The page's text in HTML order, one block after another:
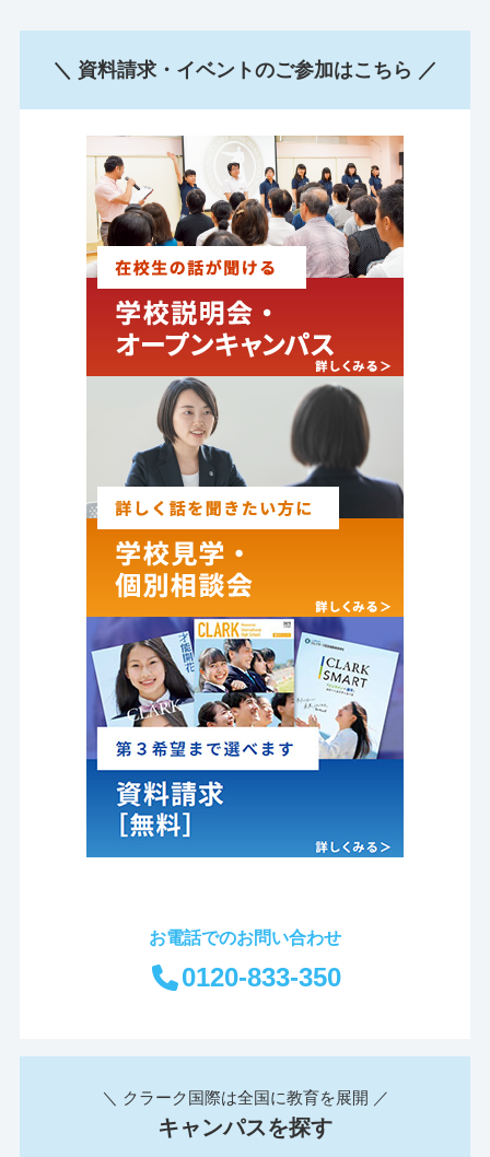
＼ 資料請求・イベントのご参加はこちら ／
お電話でのお問い合わせ
0120-833-350
＼ クラーク国際は全国に教育を展開 ／
キャンパスを探す